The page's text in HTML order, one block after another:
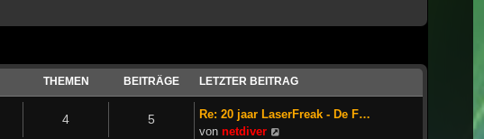
THEMEN BEITRÄGE LETZTER BEITRAG
4 5
Re: 20 jaar LaserFreak - De F…
von netdiver